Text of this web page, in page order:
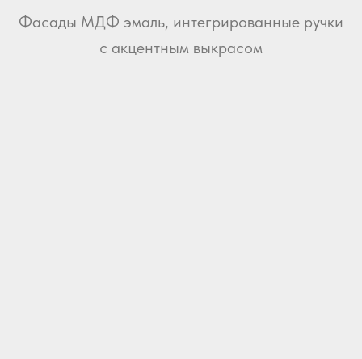
Фасады МДФ эмаль, интегрированные ручки
с акцентным выкрасом